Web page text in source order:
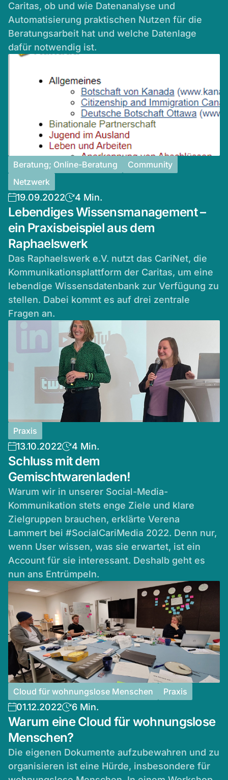
Caritas, ob und wie Datenanalyse und
Automatisierung praktischen Nutzen für die
Beratungsarbeit hat und welche Datenlage
dafür notwendig ist.
Beratung; Online-Beratung
Community
Netzwerk
19.09.2022 4 Min.
Lebendiges Wissensmanagement –
ein Praxisbeispiel aus dem
Raphaelswerk
Das Raphaelswerk e.V. nutzt das CariNet, die
Kommunikationsplattform der Caritas, um eine
lebendige Wissensdatenbank zur Verfügung zu
stellen. Dabei kommt es auf drei zentrale
Fragen an.
Praxis
13.10.2022 4 Min.
Schluss mit dem
Gemischtwarenladen!
Warum wir in unserer Social-Media-
Kommunikation stets enge Ziele und klare
Zielgruppen brauchen, erklärte Verena
Lammert bei #SocialCariMedia 2022. Denn nur,
wenn User wissen, was sie erwartet, ist ein
Account für sie interessant. Deshalb geht es
nun ans Entrümpeln.
Cloud für wohnungslose Menschen Praxis
01.12.2022 6 Min.
Warum eine Cloud für wohnungslose
Menschen?
Die eigenen Dokumente aufzubewahren und zu
organisieren ist eine Hürde, insbesondere für